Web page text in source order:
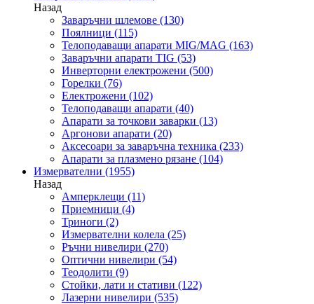
Назад
Заваръчни шлемове (130)
Поялници (115)
Телоподаващи апарати MIG/MAG (163)
Заваръчни апарати TIG (53)
Инверторни електрожени (500)
Горелки (76)
Електрожени (102)
Телоподаващи апарати (40)
Апарати за точкови заварки (13)
Аргонови апарати (20)
Аксесоари за заваръчна техника (233)
Апарати за плазмено рязане (104)
Измервателни (1955)
Назад
Амперклещи (11)
Приемници (4)
Триноги (2)
Измервателни колела (25)
Ръчни нивелири (270)
Оптични нивелири (54)
Теодолити (9)
Стойки, лати и стативи (122)
Лазерни нивелири (535)